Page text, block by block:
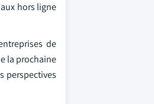
hors ligne
de
la prochaine
perspectives